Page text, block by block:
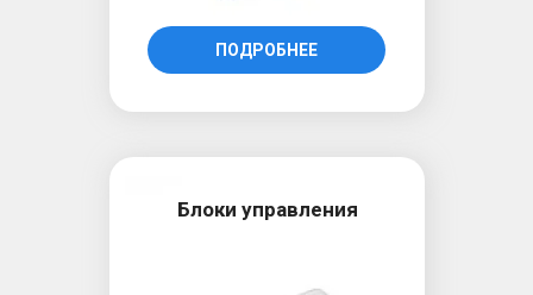
ПОДРОБНЕЕ
Блоки управления